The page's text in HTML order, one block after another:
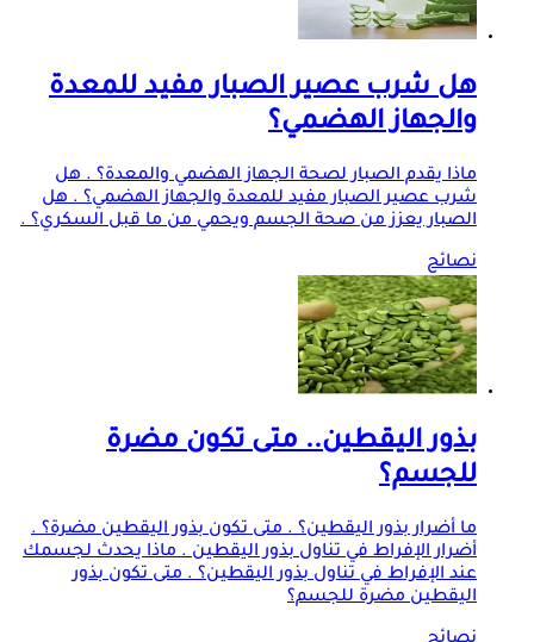
هل شرب عصير الصبار مفيد للمعدة
والجهاز الهضمي؟
ماذا يقدم الصبار لصحة الجهاز الهضمي والمعدة؟ . هل
شرب عصير الصبار مفيد للمعدة والجهاز الهضمي؟ . هل
الصبار يعزز من صحة الجسم ويحمي من ما قبل السكري؟ .
نصائح
بذور اليقطين.. متى تكون مضرة
للجسم؟
ما أضرار بذور اليقطين؟ . متى تكون بذور اليقطين مضرة؟ .
أضرار الإفراط في تناول بذور اليقطين . ماذا يحدث لجسمك
عند الإفراط في تناول بذور اليقطين؟ . متى تكون بذور
اليقطين مضرة للجسم؟